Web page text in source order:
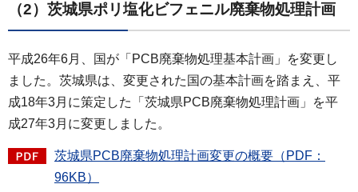
（2）茨城県ポリ塩化ビフェニル廃棄物処理計画
平成26年6月、国が「PCB廃棄物処理基本計画」を変更し
ました。茨城県は、変更された国の基本計画を踏まえ、平
成18年3月に策定した「茨城県PCB廃棄物処理計画」を平
成27年3月に変更しました。
茨城県PCB廃棄物処理計画変更の概要（PDF：
96KB）